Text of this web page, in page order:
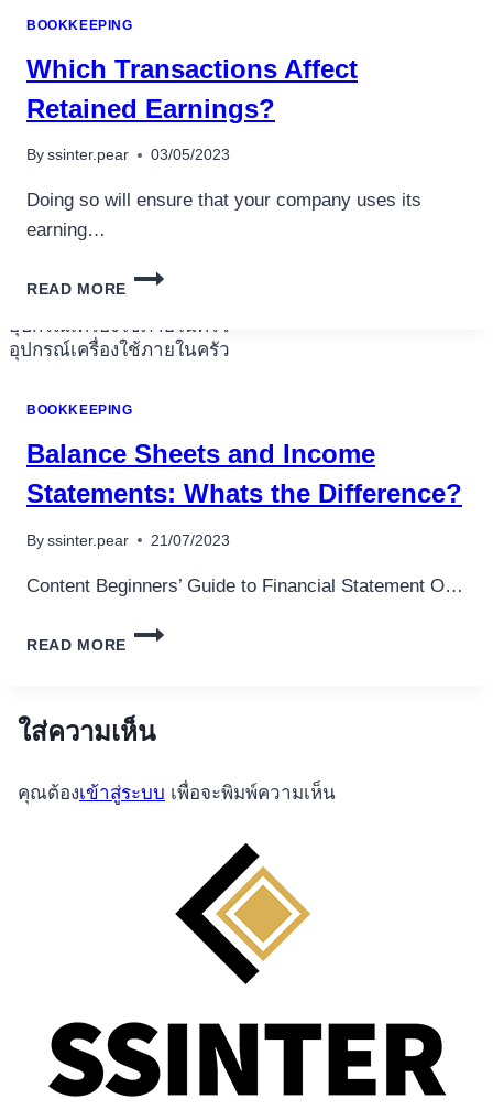
อุปกรณ์เครื่องใช้ภายในครัว
อุปกรณ์เครื่องใช้ภายในครัว
กาน้ำร้อน
เครื่องกดน้ำร้อน
เครื่องปั่นผลไม้
สินค้าตามแบรนด์
BOOKKEEPING
Which Transactions Affect
Retained Earnings?
By ssinter.pear 03/05/2023
Doing so will ensure that your company uses its
earning…
READ MORE
WHICH
RETAINED
BOOKKEEPING
Balance Sheets and Income
Statements: Whats the Difference?
By ssinter.pear 21/07/2023
Content Beginners’ Guide to Financial Statement O…
READ MORE
BALANCE
STATEMENTS:
WHATS
DIFFERENCE?
ใส่ความเห็น
คุณต้องเข้าสู่ระบบ เพื่อจะพิมพ์ความเห็น